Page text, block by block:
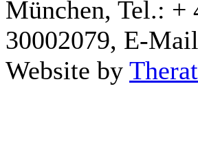
München, Tel.: +
30002079, E-
Website by